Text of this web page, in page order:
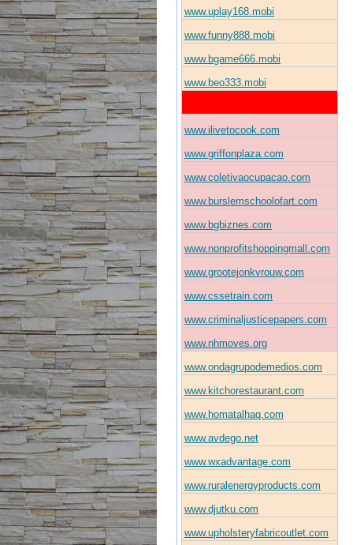
www.uplay168.mobi
www.funny888.mobi
www.bgame666.mobi
www.beo333.mobi
www.ilivetocook.com
www.griffonplaza.com
www.coletivaocupacao.com
www.burslemschoolofart.com
www.bgbiznes.com
www.nonprofitshoppingmall.com
www.grootejonkvrouw.com
www.cssetrain.com
www.criminaljusticepapers.com
www.nhmoves.org
www.ondagrupodemedios.com
www.kitchorestaurant.com
www.homatalhaq.com
www.avdego.net
www.wxadvantage.com
www.ruralenergyproducts.com
www.djutku.com
www.upholsteryfabricoutlet.com